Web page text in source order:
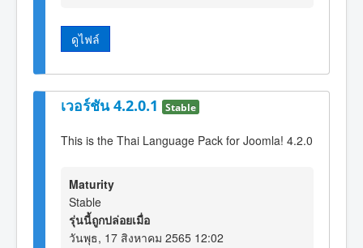
ดูไฟล์
เวอร์ชัน 4.2.0.1 Stable
This is the Thai Language Pack for Joomla! 4.2.0
Maturity
Stable
รุ่นนี้ถูกปล่อยเมื่อ
วันพุธ, 17 สิงหาคม 2565 12:02